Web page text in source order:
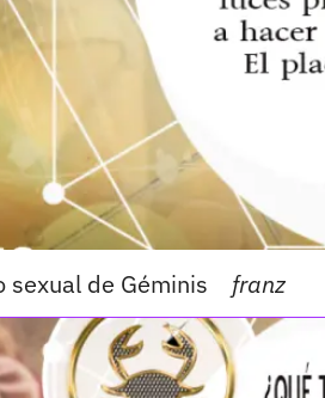
sexual de Géminis franz